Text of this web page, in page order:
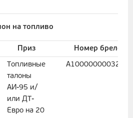
на топливо
Приз Номер брелока
Топливные
талоны
АИ-95 и/
или ДТ-
Евро на 20